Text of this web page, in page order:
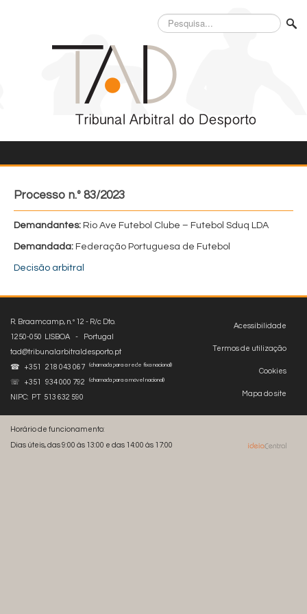
Pesquisa...
Processo n.º 83/2023
Demandantes: Rio Ave Futebol Clube – Futebol Sduq LDA
Demandada: Federação Portuguesa de Futebol
Decisão arbitral
Acessibilidade
Termos de utilização
Cookies
Mapa do site
R. Braamcamp, n.º 12 - R/c Dto.
1250-050 LISBOA - Portugal
tad@tribunalarbitraldesporto.pt
☎ +351 218 043 067
(chamada para a rede fixa nacional)
☏ +351 934 000 792 (chamada para a móvel nacional)
NIPC: PT 513 632 590
Horário de funcionamento:
Dias úteis, das 9:00 às 13:00 e das 14:00 às 17:00